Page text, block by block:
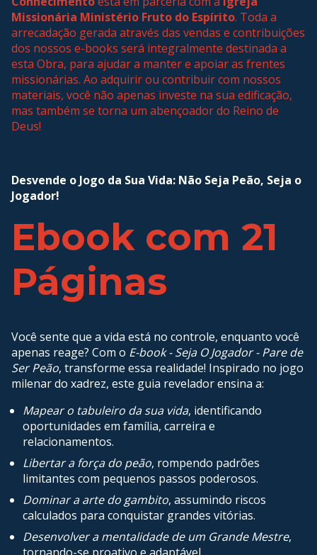
Missionária Ministério Fruto do Espírito. Toda a
arrecadação gerada através das vendas e contribuições
dos nossos e-books será integralmente destinada a
esta Obra, para ajudar a manter e apoiar as frentes
missionárias. Ao adquirir ou contribuir com nossos
materiais, você não apenas investe na sua edificação,
mas também se torna um abençoador do Reino de
Deus!
Desvende o Jogo da Sua Vida: Não Seja Peão, Seja o
Jogador!
Ebook com 21
Páginas
Você sente que a vida está no controle, enquanto você
apenas reage? Com o E-book - Seja O Jogador - Pare de
Ser Peão, transforme essa realidade! Inspirado no jogo
milenar do xadrez, este guia revelador ensina a:
Mapear o tabuleiro da sua vida, identificando
oportunidades em família, carreira e
relacionamentos.
Libertar a força do peão, rompendo padrões
limitantes com pequenos passos poderosos.
Dominar a arte do gambito, assumindo riscos
calculados para conquistar grandes vitórias.
Desenvolver a mentalidade de um Grande Mestre,